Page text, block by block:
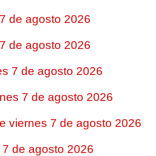
de agosto 2026
de agosto 2026
7 de agosto 2026
7 de agosto 2026
viernes 7 de agosto 2026
de agosto 2026